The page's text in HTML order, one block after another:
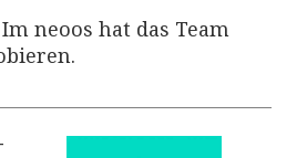
neoos hat das Team